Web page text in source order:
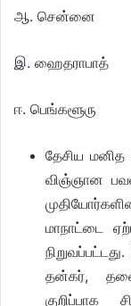
ஆ. சென்னை
இ. ஹைதராபாத்
ஈ. பெங்களூரு
தேசிய
விஞ்ஞான
மாநாட்டை
தன்கர்,
குறிப்பாக